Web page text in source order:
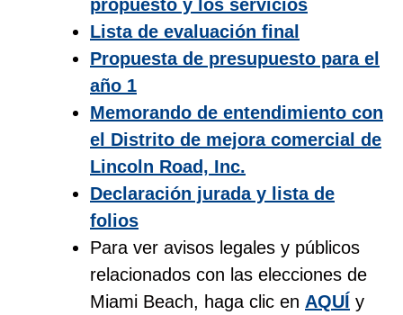
propuesto y los servicios
Lista de evaluación final
Propuesta de presupuesto para el
año 1
Memorando de entendimiento con
el Distrito de mejora comercial de
Lincoln Road, Inc.
Declaración jurada y lista de
folios
Para ver avisos legales y públicos
relacionados con las elecciones de
Miami Beach, haga clic en AQUÍ y